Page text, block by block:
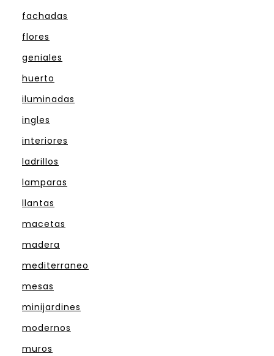
fachadas
flores
geniales
huerto
iluminadas
ingles
interiores
ladrillos
lamparas
llantas
macetas
madera
mediterraneo
mesas
minijardines
modernos
muros